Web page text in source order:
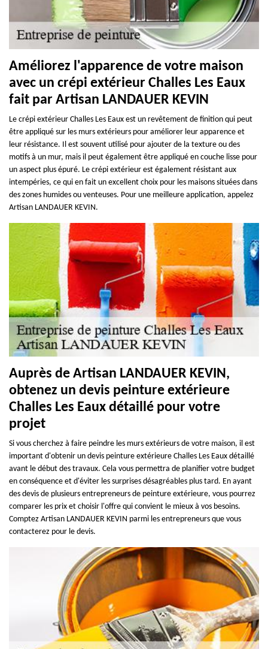
Améliorez l'apparence de votre maison
avec un crépi extérieur Challes Les Eaux
fait par Artisan LANDAUER KEVIN
Le crépi extérieur Challes Les Eaux est un revêtement de finition qui peut
être appliqué sur les murs extérieurs pour améliorer leur apparence et
leur résistance. Il est souvent utilisé pour ajouter de la texture ou des
motifs à un mur, mais il peut également être appliqué en couche lisse pour
un aspect plus épuré. Le crépi extérieur est également résistant aux
intempéries, ce qui en fait un excellent choix pour les maisons situées dans
des zones humides ou venteuses. Pour une meilleure application, appelez
Artisan LANDAUER KEVIN.
Auprès de Artisan LANDAUER KEVIN,
obtenez un devis peinture extérieure
Challes Les Eaux détaillé pour votre
projet
Si vous cherchez à faire peindre les murs extérieurs de votre maison, il est
important d'obtenir un devis peinture extérieure Challes Les Eaux détaillé
avant le début des travaux. Cela vous permettra de planifier votre budget
en conséquence et d'éviter les surprises désagréables plus tard. En ayant
des devis de plusieurs entrepreneurs de peinture extérieure, vous pourrez
comparer les prix et choisir l'offre qui convient le mieux à vos besoins.
Comptez Artisan LANDAUER KEVIN parmi les entrepreneurs que vous
contacterez pour le devis.